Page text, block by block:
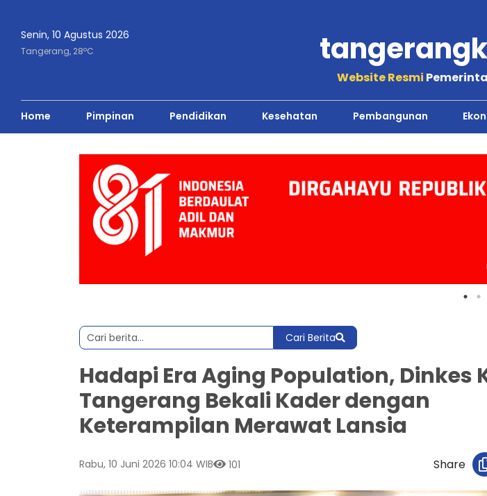
Senin, 10 Agustus 2026
Tangerang, 28oC
Website Resmi
Home Pimpinan Pendidikan Kesehatan Pembangunan
Cari Berita
Hadapi Era Aging Population, Dinkes
Tangerang Bekali Kader dengan
Keterampilan Merawat Lansia
Rabu, 10 Juni 2026 10:04 WIB 101 Share